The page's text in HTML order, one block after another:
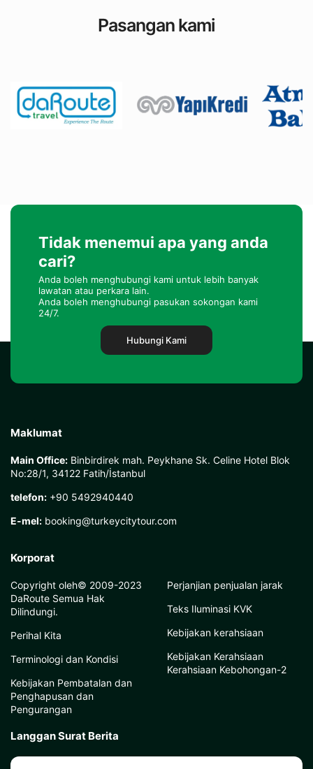
Pasangan kami
Tidak menemui apa yang anda
cari?
Anda boleh menghubungi kami untuk lebih banyak
lawatan atau perkara lain.
Anda boleh menghubungi pasukan sokongan kami
24/7.
Hubungi Kami
Maklumat
Main Office: Binbirdirek mah. Peykhane Sk. Celine Hotel Blok
No:28/1, 34122 Fatih/İstanbul
telefon: +90 5492940440
E-mel: booking@turkeycitytour.com
Korporat
Copyright oleh© 2009-2023
DaRoute Semua Hak
Dilindungi.
Perihal Kita
Terminologi dan Kondisi
Kebijakan Pembatalan dan
Penghapusan dan
Pengurangan
Perjanjian penjualan jarak
Teks Iluminasi KVK
Kebijakan kerahsiaan
Kebijakan Kerahsiaan
Kerahsiaan Kebohongan-2
Langgan Surat Berita